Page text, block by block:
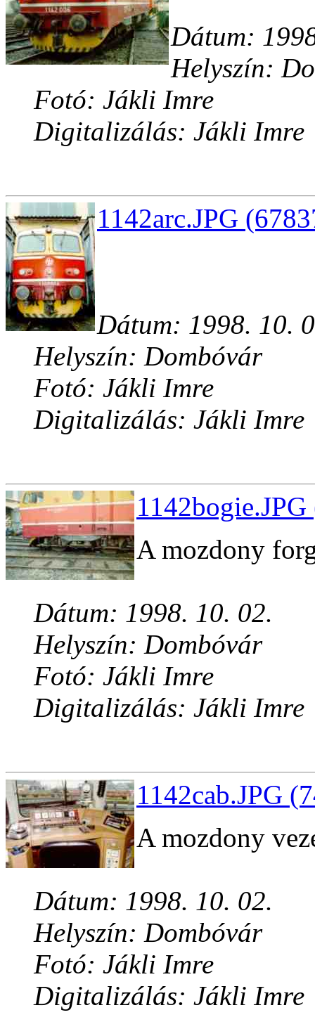
Dátum:
Helyszín:
Fotó: Jákli Imre
Digitalizálás: Jákli Imre
1142arc.JPG
Dátum: 1998. 10.
Helyszín: Dombóvár
Fotó: Jákli Imre
Digitalizálás: Jákli Imre
A mozdony
Dátum: 1998. 10. 02.
Helyszín: Dombóvár
Fotó: Jákli Imre
Digitalizálás: Jákli Imre
1142cab.JPG
A mozdony
Dátum: 1998. 10. 02.
Helyszín: Dombóvár
Fotó: Jákli Imre
Digitalizálás: Jákli Imre